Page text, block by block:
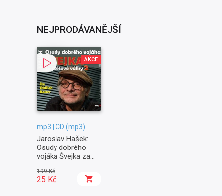
NEJPRODÁVANĚJŠÍ
AKCE
mp3 | CD (mp3)
Jaroslav Hašek:
Osudy dobrého
vojáka Švejka za
Na frontě
199 Kč
25 Kč